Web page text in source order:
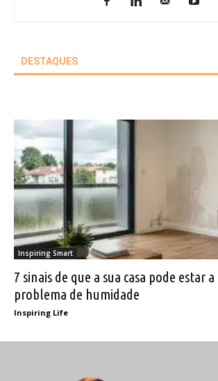
DESTAQUES
Inspiring Smart
7 sinais de que a sua casa pode estar
problema de humidade
Inspiring Life